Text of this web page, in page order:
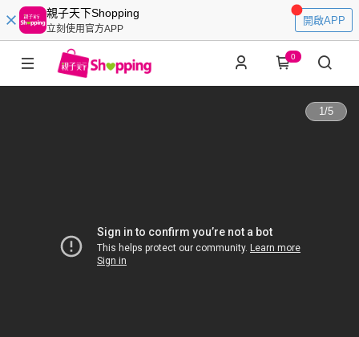
親子天下Shopping
立刻使用官方APP
開啟APP
0
1/5